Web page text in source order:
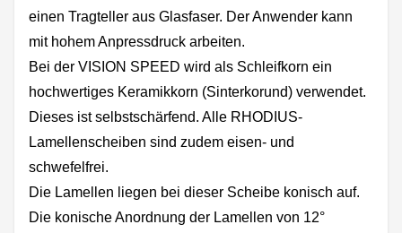
einen Tragteller aus Glasfaser. Der Anwender kann
mit hohem Anpressdruck arbeiten.
Bei der VISION SPEED wird als Schleifkorn ein
hochwertiges Keramikkorn (Sinterkorund) verwendet.
Dieses ist selbstschärfend. Alle RHODIUS-
Lamellenscheiben sind zudem eisen- und
schwefelfrei.
Die Lamellen liegen bei dieser Scheibe konisch auf.
Die konische Anordnung der Lamellen von 12°